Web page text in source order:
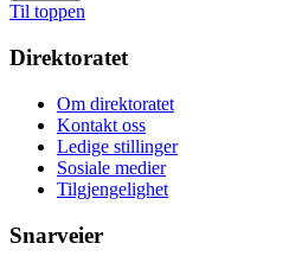
Til toppen
Direktoratet
Om direktoratet
Kontakt oss
Ledige stillinger
Sosiale medier
Tilgjengelighet
Snarveier